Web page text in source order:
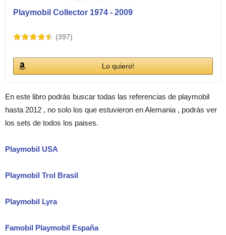
Playmobil Collector 1974 - 2009
(397)
Lo quiero!
En este libro podrás buscar todas las referencias de playmobil
hasta 2012 , no solo los que estuvieron en Alemania , podrás ver
los sets de todos los paises.
Playmobil USA
Playmobil Trol Brasil
Playmobil Lyra
Famobil Playmobil España